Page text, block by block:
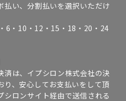
い、分割払いを選択いただけ
6・10・12・15・18・20・24
は、イプシロン株式会社の決
り、安心してお支払いをして頂
シロンサイト経由で送信される